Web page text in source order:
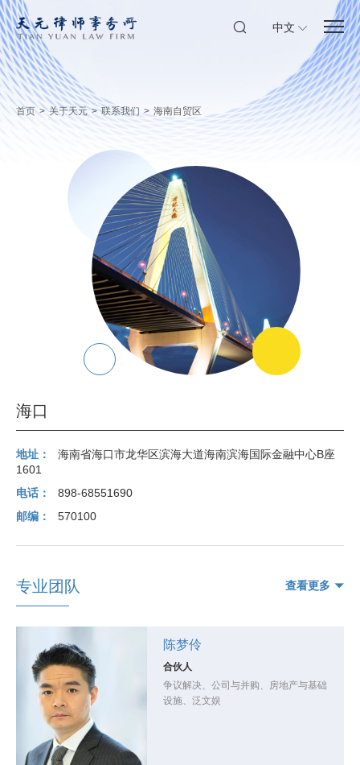
中文
首页 > 关于天元 > 联系我们 > 海南自贸区
海口
地址：
海南省海口市龙华区滨海大道海南滨海国际金融中心B座
1601
电话：
898-68551690
邮编：
570100
专业团队 查看更多
陈梦伶
合伙人
争议解决、公司与并购、房地产与基础
设施、泛文娱